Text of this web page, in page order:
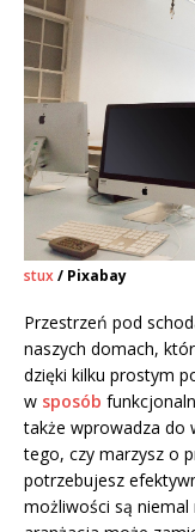
stux/ Pixabay
Przestrzeń pod
naszych domach,
dzięki kilku prostym
w sposób
także wprowadza do
tego, czy marzysz o
potrzebujesz
możliwości są